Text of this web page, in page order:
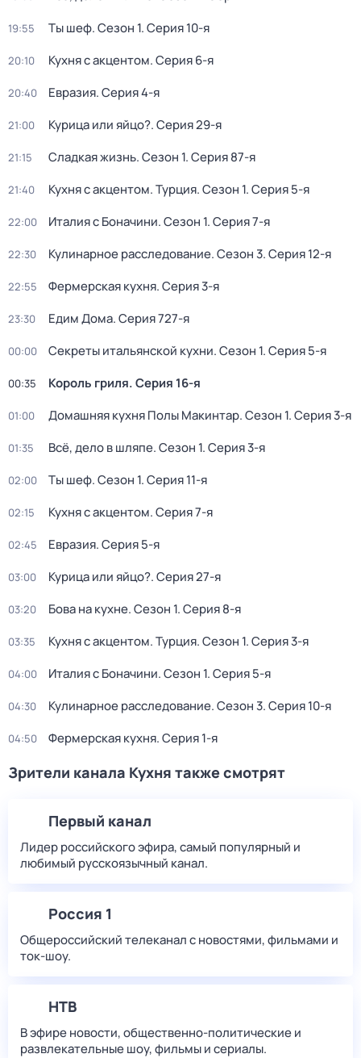
19:55 Ты шеф. Сезон 1. Серия 10-я
20:10 Кухня с акцентом. Серия 6-я
20:40 Евразия. Серия 4-я
21:00 Курица или яйцо?. Серия 29-я
21:15 Сладкая жизнь. Сезон 1. Серия 87-я
21:40 Кухня с акцентом. Турция. Сезон 1. Серия 5-я
22:00 Италия с Боначини. Сезон 1. Серия 7-я
22:30 Кулинарное расследование. Сезон 3. Серия 12-я
22:55 Фермерская кухня. Серия 3-я
23:30 Едим Дома. Серия 727-я
00:00 Секреты итальянской кухни. Сезон 1. Серия 5-я
00:35 Король гриля. Серия 16-я
01:00 Домашняя кухня Полы Макинтар. Сезон 1. Серия 3-я
01:35 Всё, дело в шляпе. Сезон 1. Серия 3-я
02:00 Ты шеф. Сезон 1. Серия 11-я
02:15 Кухня с акцентом. Серия 7-я
02:45 Евразия. Серия 5-я
03:00 Курица или яйцо?. Серия 27-я
03:20 Бова на кухне. Сезон 1. Серия 8-я
03:35 Кухня с акцентом. Турция. Сезон 1. Серия 3-я
04:00 Италия с Боначини. Сезон 1. Серия 5-я
04:30 Кулинарное расследование. Сезон 3. Серия 10-я
04:50 Фермерская кухня. Серия 1-я
Зрители канала Кухня также смотрят
Первый канал
Лидер российского эфира, самый популярный и
любимый русскоязычный канал.
Россия 1
Общероссийский телеканал с новостями, фильмами и
ток-шоу.
НТВ
В эфире новости, общественно-политические и
развлекательные шоу, фильмы и сериалы.